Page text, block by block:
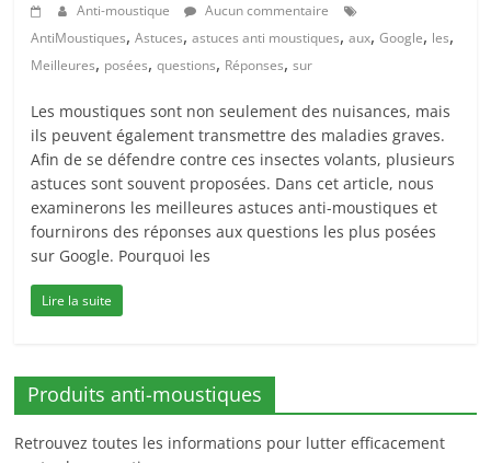
Anti-moustique
Aucun commentaire
AntiMoustiques,Astuces,astuces anti moustiques,aux,Google, les,
Meilleures, posées,questions, Réponses,sur
Les moustiques sont non seulement des nuisances, mais
ils peuvent également transmettre des maladies graves.
Afin de se défendre contre ces insectes volants, plusieurs
astuces sont souvent proposées. Dans cet article, nous
examinerons les meilleures astuces anti-moustiques et
fournirons des réponses aux questions les plus posées
sur Google. Pourquoi les
Lire la suite
Produits anti-moustiques
Retrouvez toutes les informations pour lutter efficacement